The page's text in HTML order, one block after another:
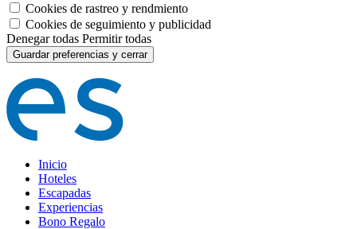
Cookies de rastreo y rendmiento
Cookies de seguimiento y publicidad
Denegar todas Permitir todas
Guardar preferencias y cerrar
Inicio
Hoteles
Escapadas
Experiencias
Bono Regalo